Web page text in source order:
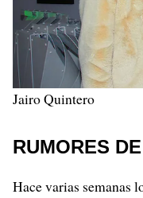
Jairo Quintero
RUMORES
Hace varias semanas